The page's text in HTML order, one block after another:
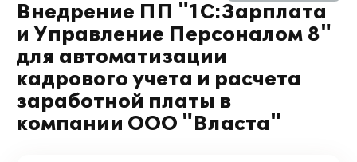
Внедрение ПП "1С:Зарплата
и Управление Персоналом 8"
для автоматизации
кадрового учета и расчета
заработной платы в
компании ООО "Власта"